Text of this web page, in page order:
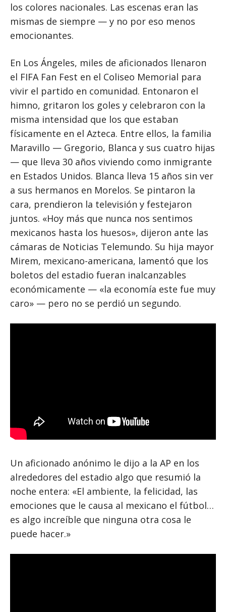
los colores nacionales. Las escenas eran las
mismas de siempre — y no por eso menos
emocionantes.
En Los Ángeles, miles de aficionados llenaron
el FIFA Fan Fest en el Coliseo Memorial para
vivir el partido en comunidad. Entonaron el
himno, gritaron los goles y celebraron con la
misma intensidad que los que estaban
físicamente en el Azteca. Entre ellos, la familia
Maravillo — Gregorio, Blanca y sus cuatro hijas
— que lleva 30 años viviendo como inmigrante
en Estados Unidos. Blanca lleva 15 años sin ver
a sus hermanos en Morelos. Se pintaron la
cara, prendieron la televisión y festejaron
juntos. «Hoy más que nunca nos sentimos
mexicanos hasta los huesos», dijeron ante las
cámaras de Noticias Telemundo. Su hija mayor
Mirem, mexicano-americana, lamentó que los
boletos del estadio fueran inalcanzables
económicamente — «la economía este fue muy
caro» — pero no se perdió un segundo.
Un aficionado anónimo le dijo a la AP en los
alrededores del estadio algo que resumió la
noche entera: «El ambiente, la felicidad, las
emociones que le causa al mexicano el fútbol…
es algo increíble que ninguna otra cosa le
puede hacer.»